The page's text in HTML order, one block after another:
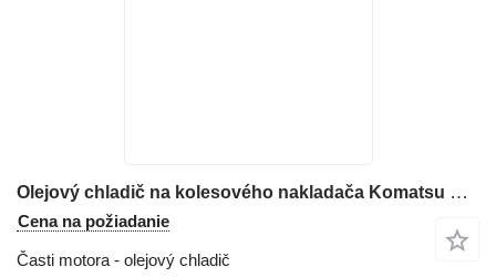
Olejový chladič na kolesového nakladača Komatsu WA380
Cena na požiadanie
Časti motora - olejový chladič